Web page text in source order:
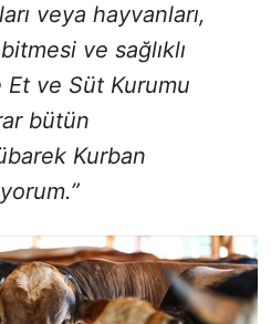
veya hayvanları,
ve sağlıklı
Et ve Süt Kurumu
bütün
Kurban